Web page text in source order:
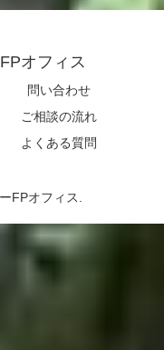
オフィス
問い合わせ
ご相談の流れ
よくある質問
FPオフィス.